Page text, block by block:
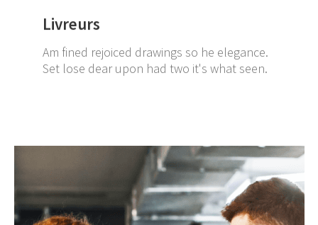
Livreurs
Am fined rejoiced drawings so he elegance.
Set lose dear upon had two it's what seen.